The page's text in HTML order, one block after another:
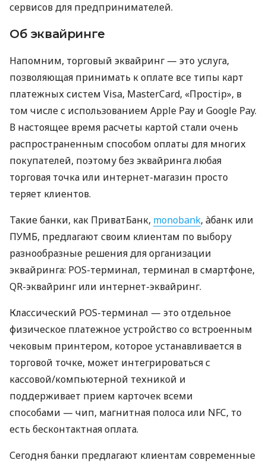
сервисов для предпринимателей.
Об эквайринге
Напомним, торговый эквайринг — это услуга,
позволяющая принимать к оплате все типы карт
платежных систем Visa, MasterCard, «Простір», в
том числе с использованием Apple Pay и Google Pay.
В настоящее время расчеты картой стали очень
распространенным способом оплаты для многих
покупателей, поэтому без эквайринга любая
торговая точка или интернет-магазин просто
теряет клиентов.
Такие банки, как ПриватБанк, monobank, àбанк или
ПУМБ, предлагают своим клиентам по выбору
разнообразные решения для организации
эквайринга: POS-терминал, терминал в смартфоне,
QR-эквайринг или интернет-эквайринг.
Классический POS-терминал — это отдельное
физическое платежное устройство со встроенным
чековым принтером, которое устанавливается в
торговой точке, может интегрироваться с
кассовой/компьютерной техникой и
поддерживает прием карточек всеми
способами — чип, магнитная полоса или NFC, то
есть бесконтактная оплата.
Сегодня банки предлагают клиентам современные